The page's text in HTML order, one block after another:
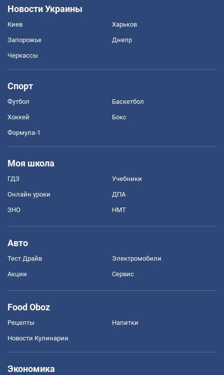
Новости Украины
Киев Харьков
Запорожье Днепр
Черкассы
Спорт
Футбол Баскетбол
Хоккей Бокс
Формула-1
Моя школа
ГДЗ Учебники
Онлайн уроки ДПА
ЗНО НМТ
Авто
Тест Драйв Электромобили
Акции Сервис
Food Oboz
Рецепты Напитки
Новости Кулинарии
Экономика